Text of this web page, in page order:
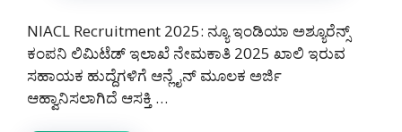
NIACL Recruitment 2025: ನ್ಯೂ ಇಂಡಿಯಾ ಅಶ್ಯೂರೆನ್ಸ್
ಕಂಪನಿ ಲಿಮಿಟೆಡ್ ಇಲಾಖೆ ನೇಮಕಾತಿ 2025 ಖಾಲಿ ಇರುವ
ಸಹಾಯಕ ಹುದ್ದೆಗಳಿಗೆ ಆನ್ಲೈನ್ ಮೂಲಕ ಅರ್ಜಿ
ಆಹ್ವಾನಿಸಲಾಗಿದೆ ಆಸಕ್ತಿ …